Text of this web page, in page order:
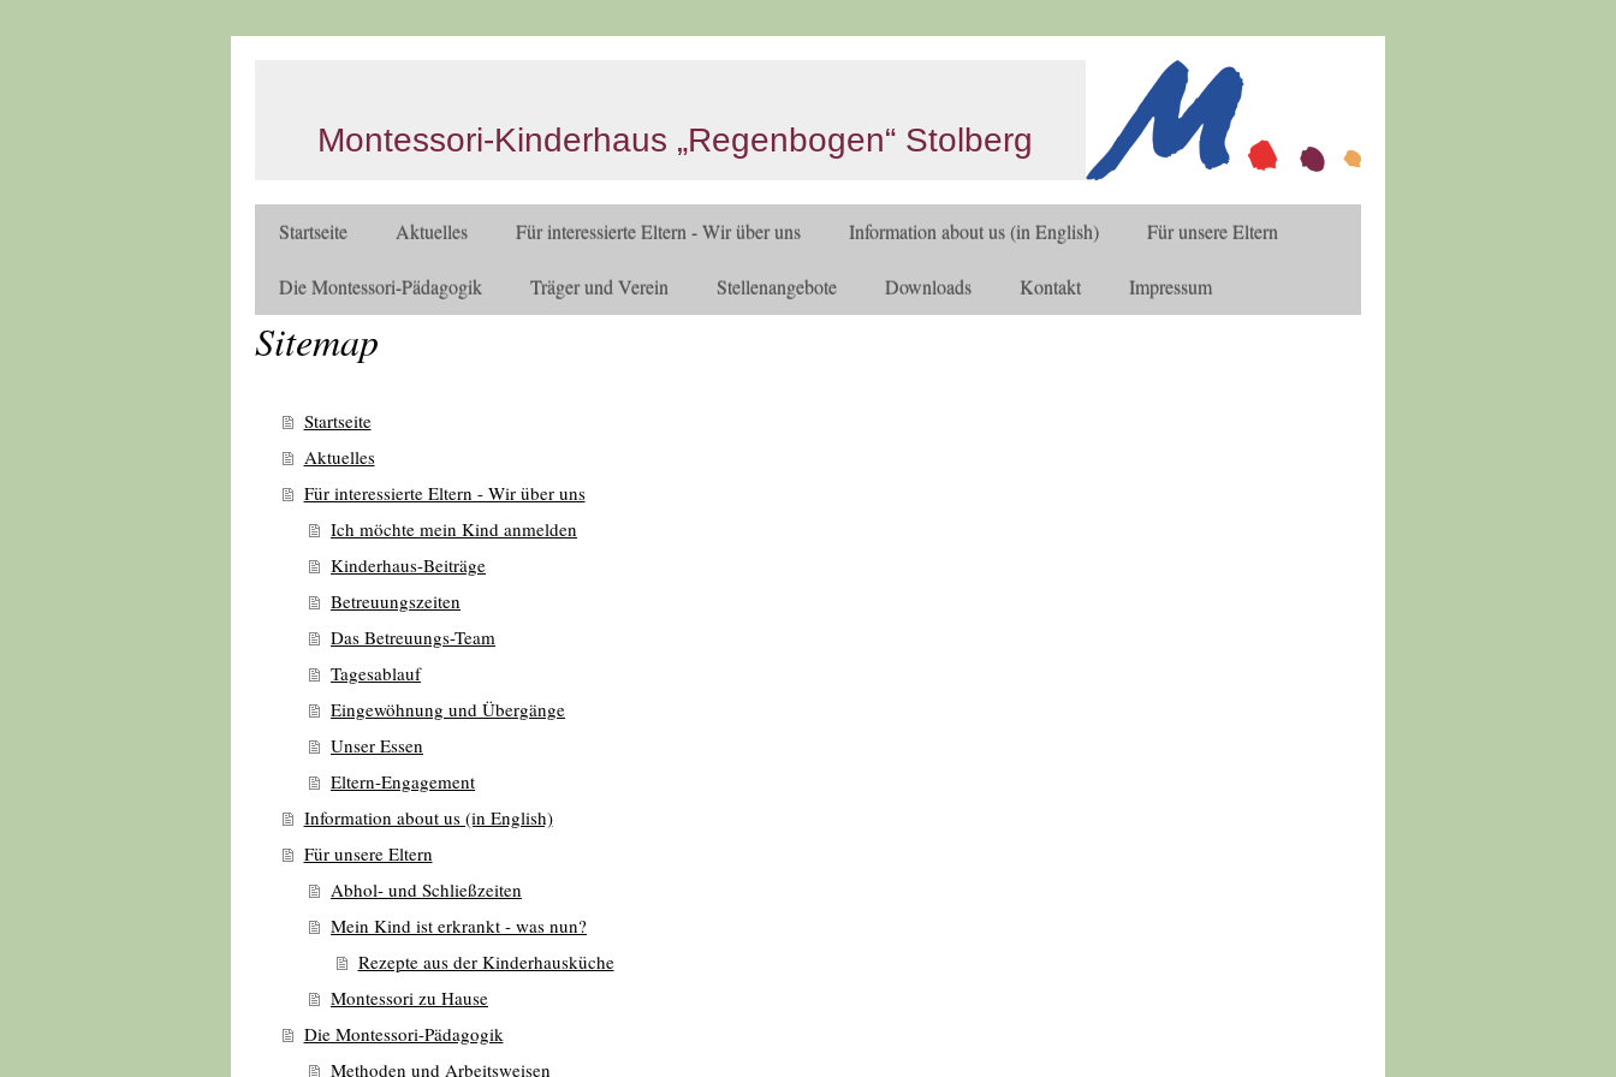
Montessori-Kinderhaus „ Regenbogen“ Stolberg
Startseite Aktuelles Für interessierte Eltern - Wir über uns Information about us (in English) Für unsere Eltern
Die Montessori-Pädagogik Träger und Verein Stellenangebote Downloads Kontakt Impressum
Sitemap
Startseite
Aktuelles
Für interessierte Eltern - Wir über uns
Ich möchte mein Kind anmelden
Kinderhaus-Beiträge
Betreuungszeiten
Das Betreuungs-Team
Tagesablauf
Eingewöhnung und Übergänge
Unser Essen
Eltern-Engagement
Information about us (in English)
Für unsere Eltern
Abhol- und Schließzeiten
Mein Kind ist erkrankt - was nun?
Rezepte aus der Kinderhausküche
Montessori zu Hause
Die Montessori-Pädagogik
Methoden und Arbeitsweisen